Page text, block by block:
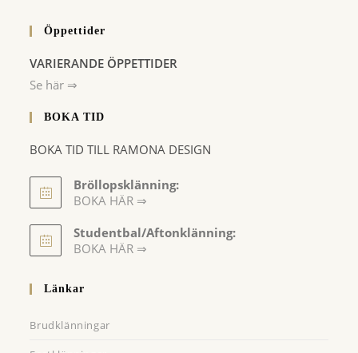
Öppettider
VARIERANDE ÖPPETTIDER
Se här ⇒
BOKA TID
BOKA TID TILL RAMONA DESIGN
Bröllopsklänning:
BOKA HÄR ⇒
in
a
tab
Studentbal/Aftonklänning:
BOKA HÄR ⇒
Länkar
Brudklänningar